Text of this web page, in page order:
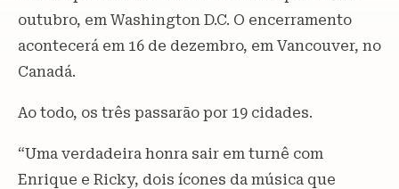
outubro, em Washington D.C. O encerramento
acontecerá em 16 de dezembro, em Vancouver, no
Canadá.
Ao todo, os três passarão por 19 cidades.
“Uma verdadeira honra sair em turnê com
Enrique e Ricky, dois ícones da música que